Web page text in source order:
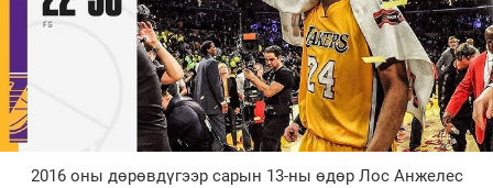
Спорт
Нийгэм
Дэлхий
2016 оны дөрөвдүгээр сарын 13-ны өдөр Лос Анжелес